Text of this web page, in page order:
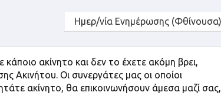
ακίνητο και δεν το έχετε ακόμη βρει,
Οι συνεργάτες μας οι οποίοι
ακίνητο, θα επικοινωνήσουν άμεσα μαζί σας,